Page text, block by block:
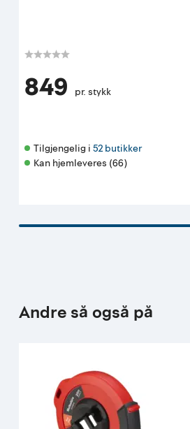
849 pr. stykk
Tilgjengelig i 52 butikker
Kan hjemleveres (66)
Andre så også på